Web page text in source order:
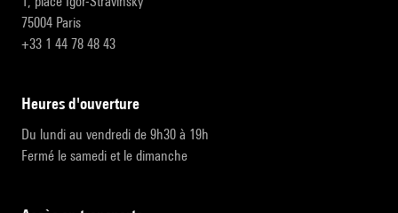
75004 Paris
+33 1 44 78 48 43
heures d'ouverture
Du lundi au vendredi de 9h30 à 19h
Fermé le samedi et le dimanche